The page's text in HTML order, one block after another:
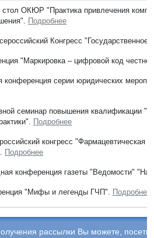
стол ОКЮР "Практика привлечения
Подробнее
Конгресс
"Маркировка – цифровой код
конференция серии юридических
семинар повышения квалификации
Подробнее
конгресс
Подробнее
конференция газеты "Ведомости"
"Мифы и легенды ГЧП". Подробнее
рассылки Вы можете,